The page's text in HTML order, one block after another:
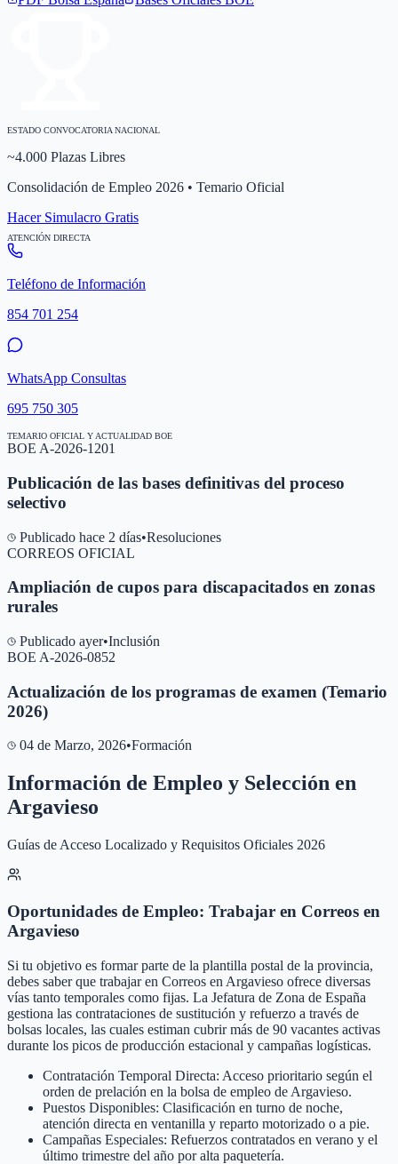
ESTADO CONVOCATORIA NACIONAL
~4.000 Plazas Libres
Consolidación de Empleo 2026 • Temario Oficial
Hacer Simulacro Gratis
ATENCIÓN DIRECTA
Teléfono de Información
854 701 254
WhatsApp Consultas
695 750 305
TEMARIO OFICIAL Y ACTUALIDAD BOE
BOE A-2026-1201
Publicación de las bases definitivas del proceso
selectivo
Publicado hace 2 días•Resoluciones
CORREOS OFICIAL
Ampliación de cupos para discapacitados en zonas
rurales
Publicado ayer•Inclusión
BOE A-2026-0852
Actualización de los programas de examen (Temario
2026)
04 de Marzo, 2026•Formación
Información de Empleo y Selección en
Argavieso
Guías de Acceso Localizado y Requisitos Oficiales 2026
Oportunidades de Empleo: Trabajar en Correos en
Argavieso
Si tu objetivo es formar parte de la plantilla postal de la provincia,
debes saber que trabajar en Correos en Argavieso ofrece diversas
vías tanto temporales como fijas. La Jefatura de Zona de España
gestiona las contrataciones de sustitución y refuerzo a través de
bolsas locales, las cuales estiman cubrir más de 90 vacantes activas
durante los picos de producción estacional y campañas logísticas.
Contratación Temporal Directa: Acceso prioritario según el
orden de prelación en la bolsa de empleo de Argavieso.
Puestos Disponibles: Clasificación en turno de noche,
atención directa en ventanilla y reparto motorizado o a pie.
Campañas Especiales: Refuerzos contratados en verano y el
último trimestre del año por alta paquetería.